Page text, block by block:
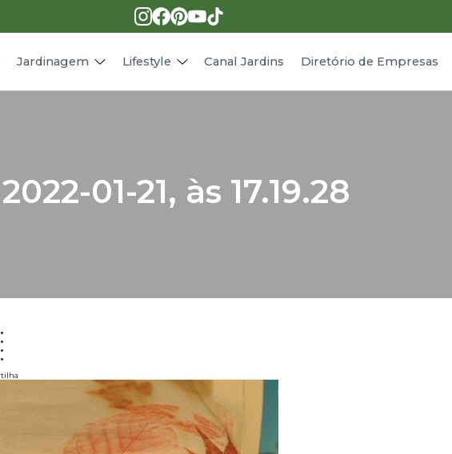
Jardinagem Lifestyle
Receitas
Canal Jardins Diretório de Empresas
01-21, às 17.19.28